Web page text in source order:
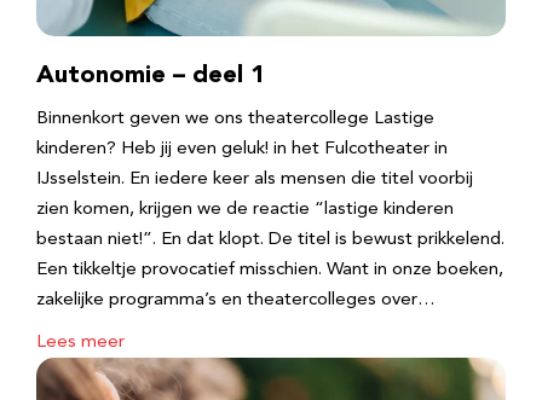
Autonomie – deel 1
Binnenkort geven we ons theatercollege Lastige
kinderen? Heb jij even geluk! in het Fulcotheater in
IJsselstein. En iedere keer als mensen die titel voorbij
zien komen, krijgen we de reactie “lastige kinderen
bestaan niet!”. En dat klopt. De titel is bewust prikkelend.
Een tikkeltje provocatief misschien. Want in onze boeken,
zakelijke programma’s en theatercolleges over…
Lees meer